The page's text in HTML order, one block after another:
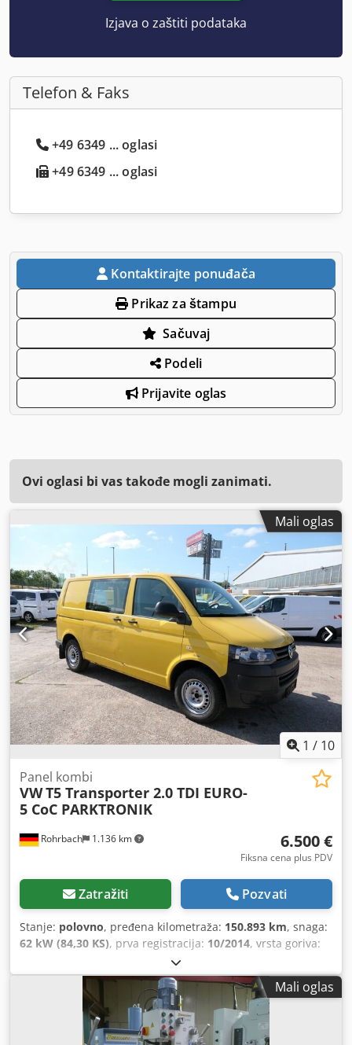
Izjava o zaštiti podataka
Telefon & Faks
+49 6349 ... oglasi
+49 6349 ... oglasi
Kontaktirajte ponuđača
Prikaz za štampu
Sačuvaj
Podeli
Prijavite oglas
Ovi oglasi bi vas takođe mogli zanimati.
Mali oglas
1 / 10
Rohrbach 1.136 km
Panel kombi
VWT5 Transporter 2.0 TDI EURO-
5 CoC PARKTRONIK
6.500 €
Fiksna cena plus PDV
Zatražiti Pozvati
Stanje: polovno, pređena kilometraža: 150.893 km, snaga:
62 kW (84,30 KS), prva registracija: 10/2014, vrsta goriva:
1.762 kg
1.038 kg, ukupna težina:2.800 kg, konfiguracija osovina:
, međuosovinsko rastojanje:3.000 mm, sledeća
inspekcija (TÜV):11/2026, gorivo: dizel, CO₂ emisije:
, potrošnja goriva (gradska vožnja):9,4 l/100 km
Mali oglas